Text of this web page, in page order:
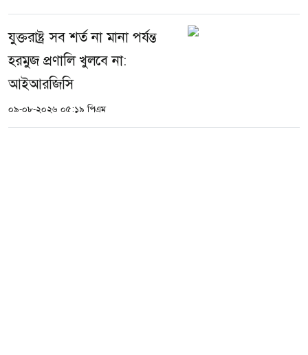
যুক্তরাষ্ট্র সব শর্ত না মানা পর্যন্ত
হরমুজ প্রণালি খুলবে না:
আইআরজিসি
০৯-০৮-২০২৬ ০৫:১৯ পিএম